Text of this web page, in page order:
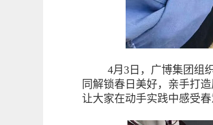
4月3日，广博集团组
同解锁春日美好，亲手打
让大家在动手实践中感受春